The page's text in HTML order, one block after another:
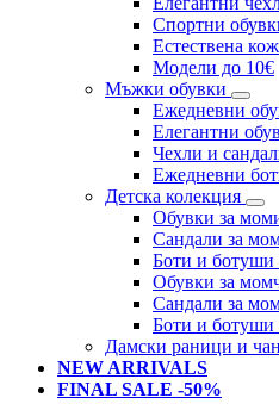
Спортни
Естествена
Модели до 10€
Мъжки обувки
Ежедневни
Елегантни
Чехли и
Ежедневни
Детска колекция
Обувки за
Сандали за
Боти и ботуши
Обувки за
Сандали за
Боти и ботуши
Дамски раници и
NEW ARRIVALS
FINAL SALE -50%